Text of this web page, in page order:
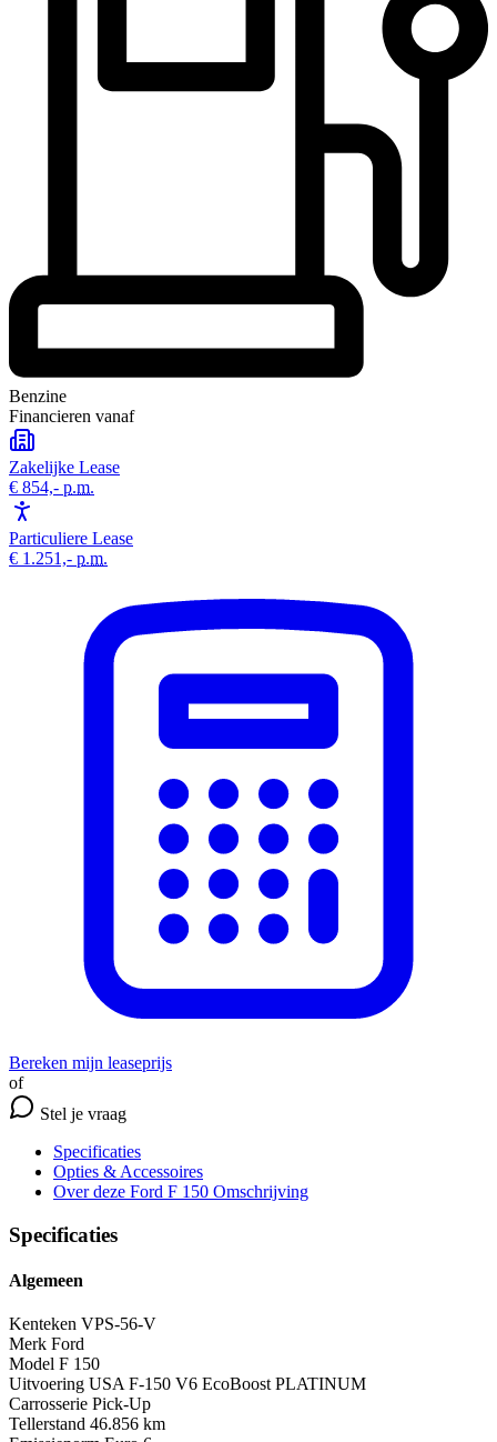
Benzine
Financieren vanaf
Zakelijke Lease
€ 854,- p.m.
Particuliere Lease
€ 1.251,- p.m.
Bereken mijn leaseprijs
of
Stel je vraag
Specificaties
Opties & Accessoires
Over deze Ford F 150 Omschrijving
Specificaties
Algemeen
Kenteken VPS-56-V
Merk Ford
Model F 150
Uitvoering USA F-150 V6 EcoBoost PLATINUM
Carrosserie Pick-Up
Tellerstand 46.856 km